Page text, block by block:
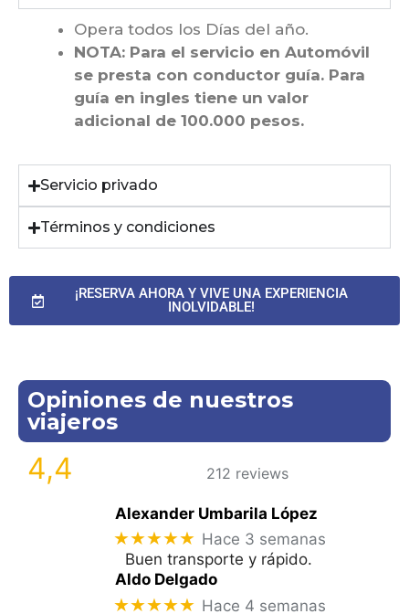
Opera todos los Días del año.
NOTA: Para el servicio en Automóvil
se presta con conductor guía. Para
guía en ingles tiene un valor
adicional de 100.000 pesos.
Servicio privado
Términos y condiciones
¡RESERVA AHORA Y VIVE UNA EXPERIENCIA
INOLVIDABLE!
Opiniones de nuestros
viajeros
4,4 212 reviews
Alexander Umbarila López
★★★★★ Hace 3 semanas
Buen transporte y rápido.
Aldo Delgado
★★★★★ Hace 4 semanas